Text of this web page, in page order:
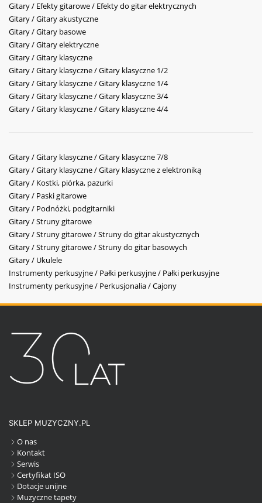
Gitary / Efekty gitarowe / Efekty do gitar elektrycznych
Gitary / Gitary akustyczne
Gitary / Gitary basowe
Gitary / Gitary elektryczne
Gitary / Gitary klasyczne
Gitary / Gitary klasyczne / Gitary klasyczne 1/2
Gitary / Gitary klasyczne / Gitary klasyczne 1/4
Gitary / Gitary klasyczne / Gitary klasyczne 3/4
Gitary / Gitary klasyczne / Gitary klasyczne 4/4
Gitary / Gitary klasyczne / Gitary klasyczne 7/8
Gitary / Gitary klasyczne / Gitary klasyczne z elektroniką
Gitary / Kostki, piórka, pazurki
Gitary / Paski gitarowe
Gitary / Podnóżki, podgitarniki
Gitary / Struny gitarowe
Gitary / Struny gitarowe / Struny do gitar akustycznych
Gitary / Struny gitarowe / Struny do gitar basowych
Gitary / Ukulele
Instrumenty perkusyjne / Pałki perkusyjne / Pałki perkusyjne
Instrumenty perkusyjne / Perkusjonalia / Cajony
SKLEP MUZYCZNY.PL
O nas
Kontakt
Serwis
Certyfikat ISO
Dotacje unijne
Muzyczne tapety